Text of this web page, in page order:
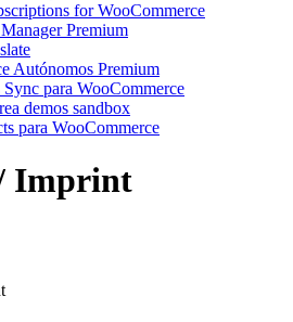
for WooCommerce
Premium
Autónomos Premium
para WooCommerce
demos sandbox
para WooCommerce
Imprint